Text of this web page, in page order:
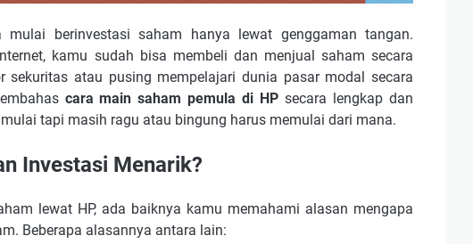
berinvestasi saham hanya lewat genggaman tangan.
kamu sudah bisa membeli dan menjual saham secara
atau pusing mempelajari dunia pasar modal secara
cara main saham pemula di HP secara lengkap dan
tapi masih ragu atau bingung harus memulai dari mana.
Investasi Menarik?
lewat HP, ada baiknya kamu memahami alasan mengapa
Beberapa alasannya antara lain: